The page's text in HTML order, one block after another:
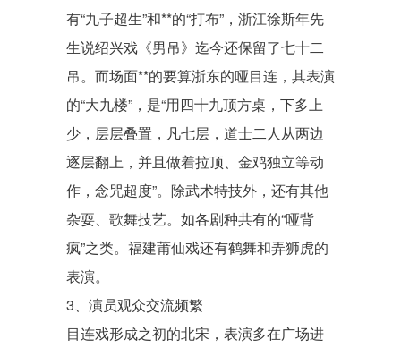
有“九子超生”和**的“打布”，浙江徐斯年先
生说绍兴戏《男吊》迄今还保留了七十二
吊。而场面**的要算浙东的哑目连，其表演
的“大九楼”，是“用四十九顶方桌，下多上
少，层层叠置，凡七层，道士二人从两边
逐层翻上，并且做着拉顶、金鸡独立等动
作，念咒超度”。除武术特技外，还有其他
杂耍、歌舞技艺。如各剧种共有的“哑背
疯”之类。福建莆仙戏还有鹤舞和弄狮虎的
表演。
3、演员观众交流频繁
目连戏形成之初的北宋，表演多在广场进